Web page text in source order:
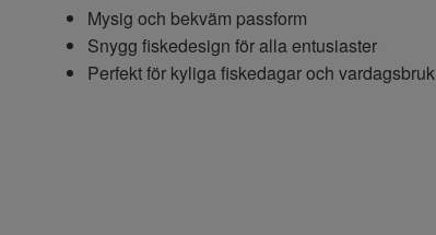
Mysig och bekväm passform
Snygg fiskedesign för alla entusiaster
Perfekt för kyliga fiskedagar och vardagsbruk